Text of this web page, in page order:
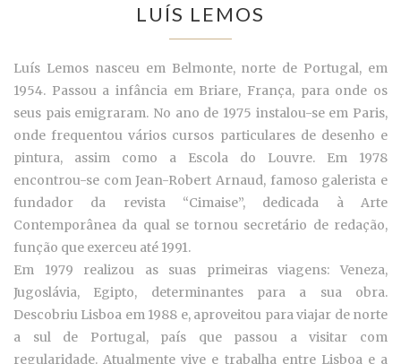
LUÍS LEMOS
Luís Lemos nasceu em Belmonte, norte de Portugal, em
1954. Passou a infância em Briare, França, para onde os
seus pais emigraram. No ano de 1975 instalou-se em Paris,
onde frequentou vários cursos particulares de desenho e
pintura, assim como a Escola do Louvre. Em 1978
encontrou-se com Jean-Robert Arnaud, famoso galerista e
fundador da revista “Cimaise”, dedicada à Arte
Contemporânea da qual se tornou secretário de redação,
função que exerceu até 1991.
Em 1979 realizou as suas primeiras viagens: Veneza,
Jugoslávia, Egipto, determinantes para a sua obra.
Descobriu Lisboa em 1988 e, aproveitou para viajar de norte
a sul de Portugal, país que passou a visitar com
regularidade. Atualmente vive e trabalha entre Lisboa e a